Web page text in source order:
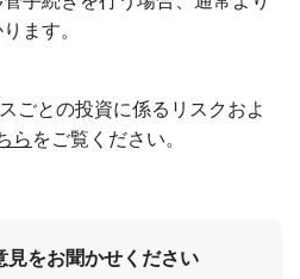
ます。
ごとの投資に係るリスクおよ
ら をご覧ください。
見をお聞かせください